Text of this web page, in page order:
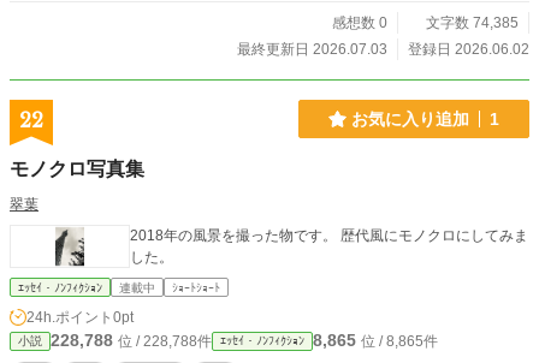
感想数 0
文字数 74,385
最終更新日 2026.07.03
登録日 2026.06.02
22 お気に入り追加 1
モノクロ写真集
翠葉
2018年の風景を撮った物です。 歴代風にモノクロにしてみま
した。
ｴｯｾｲ・ﾉﾝﾌｨｸｼｮﾝ 連載中 ｼｮｰﾄｼｮｰﾄ
24h.ポイント 0pt
小説 228,788 位 / 228,788件 ｴｯｾｲ・ﾉﾝﾌｨｸｼｮﾝ 8,865 位 / 8,865件